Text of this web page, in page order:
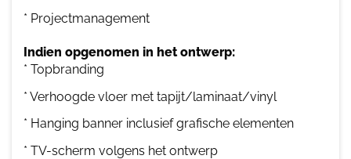
* Projectmanagement
Indien opgenomen in het ontwerp:
* Topbranding
* Verhoogde vloer met tapijt/laminaat/vinyl
* Hanging banner inclusief grafische elementen
* TV-scherm volgens het ontwerp